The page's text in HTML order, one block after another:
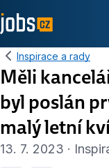
Inspirace a rady
Měli
byl poslán
malý letní
13. 7. 2023 ·